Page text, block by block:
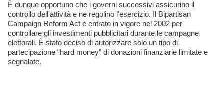
È dunque opportuno che i governi successivi assicurino il
controllo dell'attività e ne regolino l'esercizio. Il Bipartisan
Campaign Reform Act è entrato in vigore nel 2002 per
controllare gli investimenti pubblicitari durante le campagne
elettorali. È stato deciso di autorizzare solo un tipo di
partecipazione “hard money” di donazioni finanziarie limitate e
segnalate.